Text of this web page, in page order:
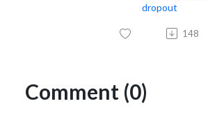
dropout
148
Comment (0)